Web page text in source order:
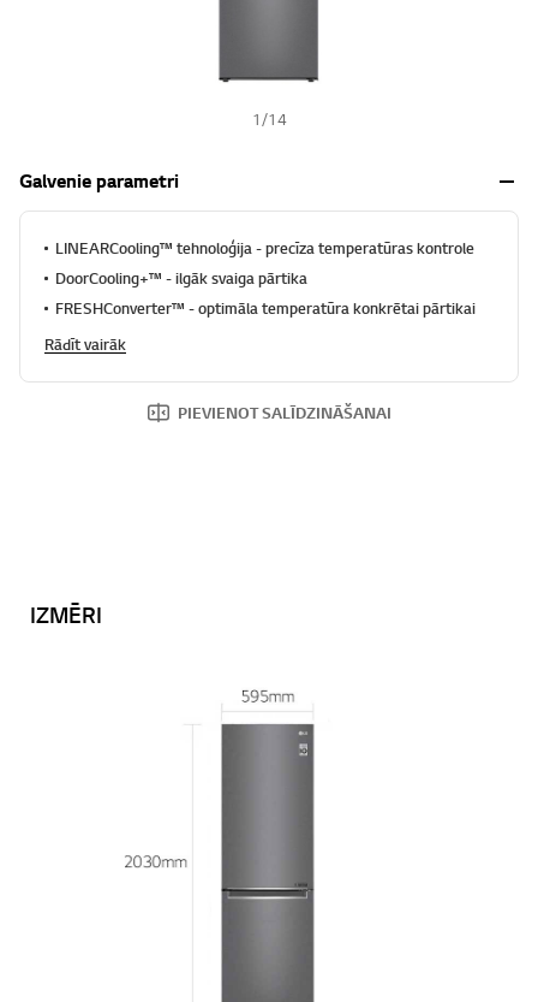
1 /14
Galvenie parametri
LINEARCooling™ tehnoloģija - precīza temperatūras kontrole
DoorCooling+™ - ilgāk svaiga pārtika
FRESHConverter™ - optimāla temperatūra konkrētai pārtikai
Rādīt vairāk
PIEVIENOT SALĪDZINĀŠANAI
IZMĒRI